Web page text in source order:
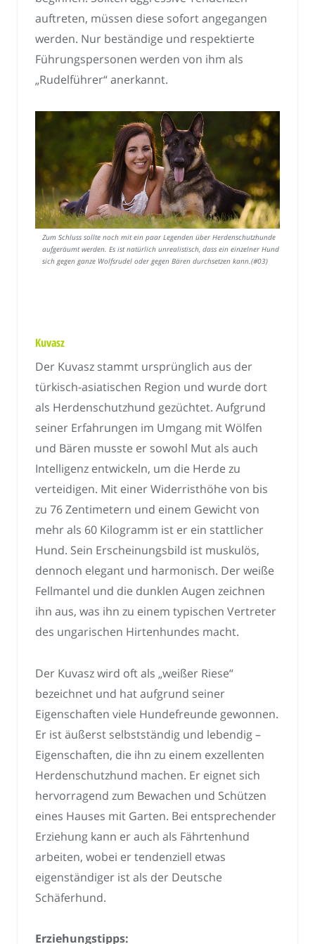
auftreten, müssen diese sofort angegangen
werden. Nur beständige und respektierte
Führungspersonen werden von ihm als
„Rudelführer“ anerkannt.
Zum Schluss sollte noch mit ein paar Legenden über Herdenschutzhunde
aufgeräumt werden. Es ist natürlich unrealistisch, dass ein einzelner Hund
sich gegen ganze Wolfsrudel oder gegen Bären durchsetzen kann.(#03)
Kuvasz
Der Kuvasz stammt ursprünglich aus der
türkisch-asiatischen Region und wurde dort
als Herdenschutzhund gezüchtet. Aufgrund
seiner Erfahrungen im Umgang mit Wölfen
und Bären musste er sowohl Mut als auch
Intelligenz entwickeln, um die Herde zu
verteidigen. Mit einer Widerristhöhe von bis
zu 76 Zentimetern und einem Gewicht von
mehr als 60 Kilogramm ist er ein stattlicher
Hund. Sein Erscheinungsbild ist muskulös,
dennoch elegant und harmonisch. Der weiße
Fellmantel und die dunklen Augen zeichnen
ihn aus, was ihn zu einem typischen Vertreter
des ungarischen Hirtenhundes macht.
Der Kuvasz wird oft als „weißer Riese“
bezeichnet und hat aufgrund seiner
Eigenschaften viele Hundefreunde gewonnen.
Er ist äußerst selbstständig und lebendig –
Eigenschaften, die ihn zu einem exzellenten
Herdenschutzhund machen. Er eignet sich
hervorragend zum Bewachen und Schützen
eines Hauses mit Garten. Bei entsprechender
Erziehung kann er auch als Fährtenhund
arbeiten, wobei er tendenziell etwas
eigenständiger ist als der Deutsche
Schäferhund.
Erziehungstipps: